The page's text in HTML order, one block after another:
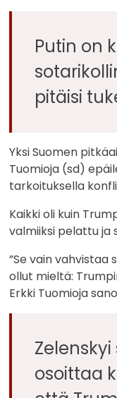
Putin on
pitäisi
Yksi Suomen
Tuomioja (sd)
tarkoituksella
Kaikki oli kuin
valmiiksi pelattu ja
”Se vain
ollut mieltä:
Erkki Tuomioja
osoittaa